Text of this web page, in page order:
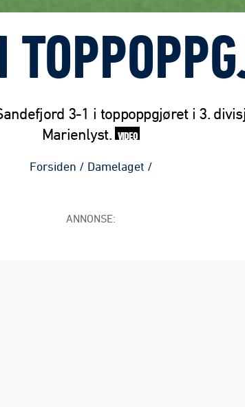
3-1 i toppoppgjøret i 3.
Marienlyst. VIDEO
Forsiden / Damelaget /
ANNONSE: